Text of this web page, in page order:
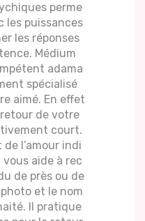
perme
puissances
les réponses
Médium
adama
spécialisé
aimé. En effet
de votre
court.
l’amour indi
aide à rec
de près ou de
et le nom
Il pratique